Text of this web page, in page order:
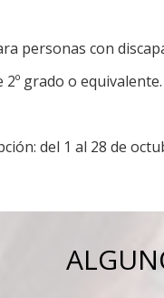
personas con
grado o equivalente.
del 1 al 28 de